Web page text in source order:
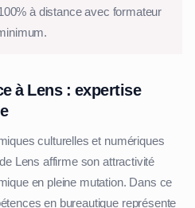
à distance avec formateur
à Lens : expertise
culturelles et numériques
Lens affirme son attractivité
en pleine mutation. Dans ce
en bureautique représente